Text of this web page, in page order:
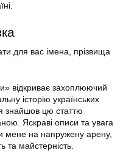
для вас імена, прізвища
відкриває захоплюючий
історію українських
знайшов цю статтю
Яскраві описи та увага
мене на напружену арену,
та майстерність.